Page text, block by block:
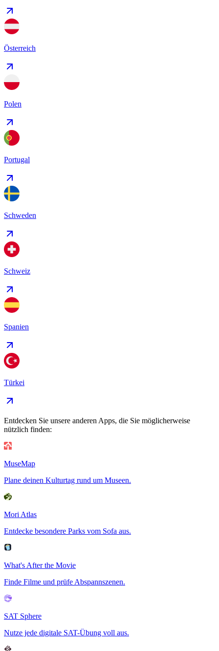
Österreich
Polen
Portugal
Schweden
Schweiz
Spanien
Türkei
Entdecken Sie unsere anderen Apps, die Sie möglicherweise
nützlich finden:
MuseMap
Plane deinen Kulturtag rund um Museen.
Mori Atlas
Entdecke besondere Parks vom Sofa aus.
What's After the Movie
Finde Filme und prüfe Abspannszenen.
SAT Sphere
Nutze jede digitale SAT-Übung voll aus.